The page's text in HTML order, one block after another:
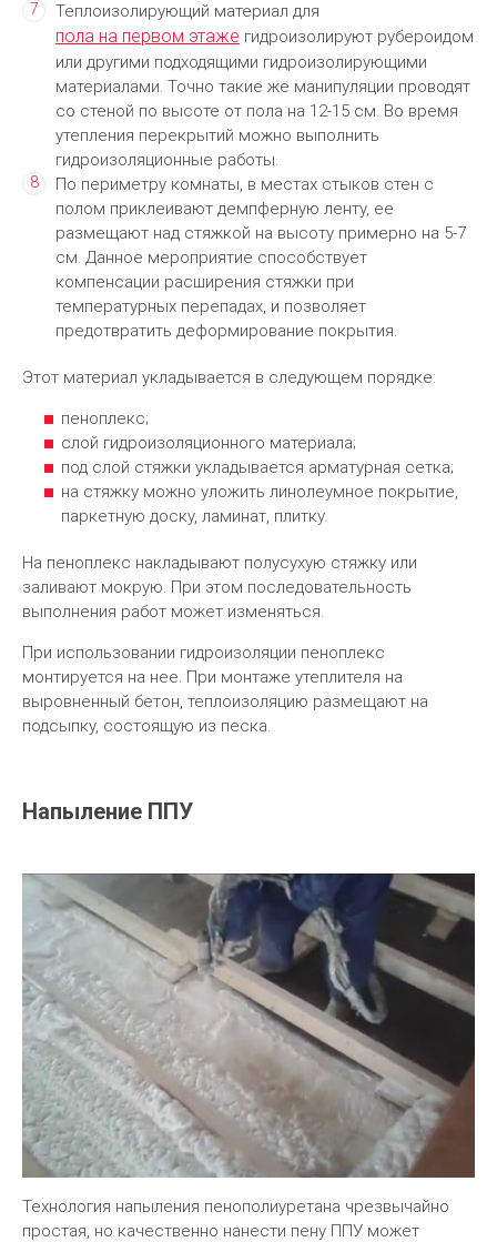
Теплоизолирующий материал для
пола на первом этаже гидроизолируют рубероидом
или другими подходящими гидроизолирующими
материалами. Точно такие же манипуляции проводят
со стеной по высоте от пола на 12-15 см. Во время
утепления перекрытий можно выполнить
гидроизоляционные работы.
По периметру комнаты, в местах стыков стен с
полом приклеивают демпферную ленту, ее
размещают над стяжкой на высоту примерно на 5-7
см. Данное мероприятие способствует
компенсации расширения стяжки при
температурных перепадах, и позволяет
предотвратить деформирование покрытия.
Этот материал укладывается в следующем порядке:
пеноплекс;
слой гидроизоляционного материала;
под слой стяжки укладывается арматурная сетка;
на стяжку можно уложить линолеумное покрытие,
паркетную доску, ламинат, плитку.
На пеноплекс накладывают полусухую стяжку или
заливают мокрую. При этом последовательность
выполнения работ может изменяться.
При использовании гидроизоляции пеноплекс
монтируется на нее. При монтаже утеплителя на
выровненный бетон, теплоизоляцию размещают на
подсыпку, состоящую из песка.
Напыление ППУ
Технология напыления пенополиуретана чрезвычайно
простая, но качественно нанести пену ППУ может